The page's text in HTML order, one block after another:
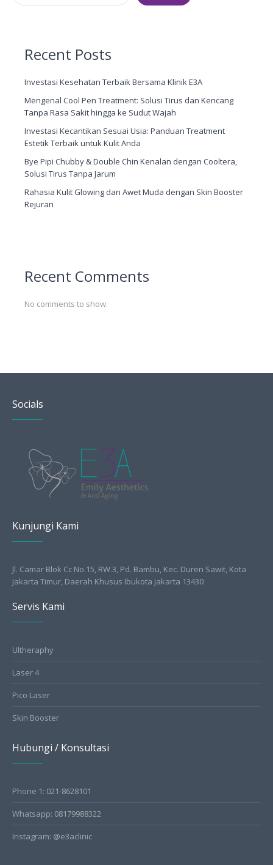
Recent Posts
Investasi Kesehatan Terbaik Bersama Klinik E3A
Mengenal Cool Pen Treatment: Solusi Tirus dan Kencang
Tanpa Rasa Sakit hingga ke Sudut Wajah
Investasi Kecantikan Sesuai Usia: Panduan Treatment
Estetik Terbaik untuk Kulit Anda
Bye Pipi Chubby & Double Chin Kenalan dengan Cooltera,
Solusi Tirus Tanpa Jarum
Rahasia Kulit Glowing dan Awet Muda dengan Skin Booster
Rejuran
Recent Comments
No comments to show.
Socials
Kunjungi Kami
Jl. Camar Blok Cc No.15, RW.3, Pd. Bambu, Kec. Duren Sawit, Kota
Jakarta Timur, Daerah Khusus Ibukota Jakarta 13430
Servis Kami
Ultheraphy
Laser 4
Pico Laser
Skin Booster
Hubungi / Konsultasi
Phone 1: 021-8628101
Whatsapp: 08179988322
Instagram: @e3aclinic